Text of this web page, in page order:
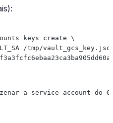
keys create \
/tmp/
a service account do